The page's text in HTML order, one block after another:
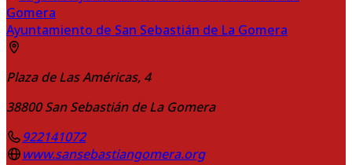
Ayuntamiento de San Sebastián de La Gomera
Plaza de Las Américas, 4
38800 San Sebastián de La Gomera
922141072
www.sansebastiangomera.org